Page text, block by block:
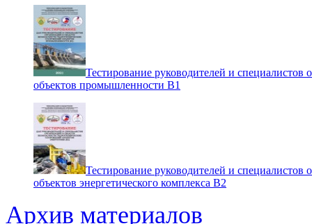
Тестирование руководителей и специалистов
объектов промышленности В1
Тестирование руководителей и специалистов
объектов энергетического комплекса В2
Архив материалов